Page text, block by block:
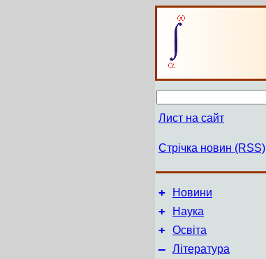
Лист на сайт
Стрічка новин (RSS)
+ Новини
+ Наука
+ Освіта
– Література